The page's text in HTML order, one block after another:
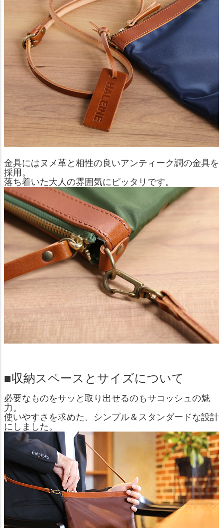
金具にはヌメ革と相性の良いアンティーク調の金具を
採用。
落ち着いた大人の雰囲気にピッタリです。
■収納スペースとサイズについて
必要なものをサッと取り出せるのもサコッシュの魅
力。
使いやすさを求めた、シンプル＆スタンダードな設計
にしました。